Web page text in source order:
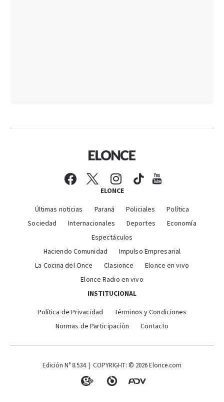
ELONCE
Últimas noticias Paraná Policiales
Política
Sociedad
Internacionales Deportes
Economía
Espectáculos
Haciendo Comunidad
Impulso Empresarial
La Cocina del Once
Clasionce
Elonce en vivo
Elonce Radio en vivo
INSTITUCIONAL
Política de Privacidad
Términos y Condiciones
Normas de Participación
Contacto
Edición N° 8.534 | COPYRIGHT: © 2026 Elonce.com